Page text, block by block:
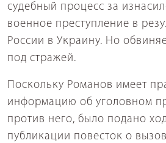
судебный процесс за
военное преступление в
России в Украину. Но
под стражей.
Поскольку Романов имеет
информацию об уголовном
против него, было подано
публикации повесток о